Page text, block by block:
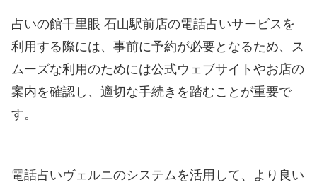
占いの館千里眼 石山駅前店の電話占いサービスを
利用する際には、事前に予約が必要となるため、ス
ムーズな利用のためには公式ウェブサイトやお店の
案内を確認し、適切な手続きを踏むことが重要で
す。
電話占いヴェルニのシステムを活用して、より良い